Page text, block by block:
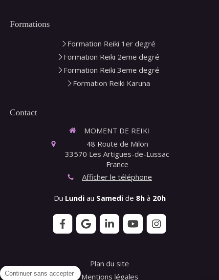
Formations
Formation Reiki 1er degré
Formation Reiki 2eme degré
Formation Reiki 3eme degré
Formation Reiki Karuna
Contact
MOMENT DE REIKI
48 Route de Milon
33570 Les Artigues-de-Lussac
France
Afficher le téléphone
Du Lundiau Samedide 8hà 20h
Plan du site
Mentions légales
Continuer sans accepter